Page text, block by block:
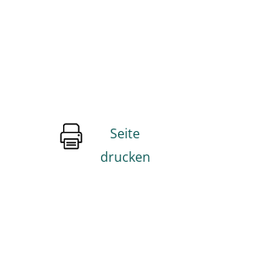
Seite
drucken